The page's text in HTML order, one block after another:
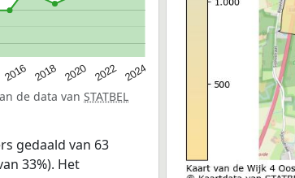
2016 2018 2020 2022 2024
de data van STATBEL
gedaald van 63
33%). Het